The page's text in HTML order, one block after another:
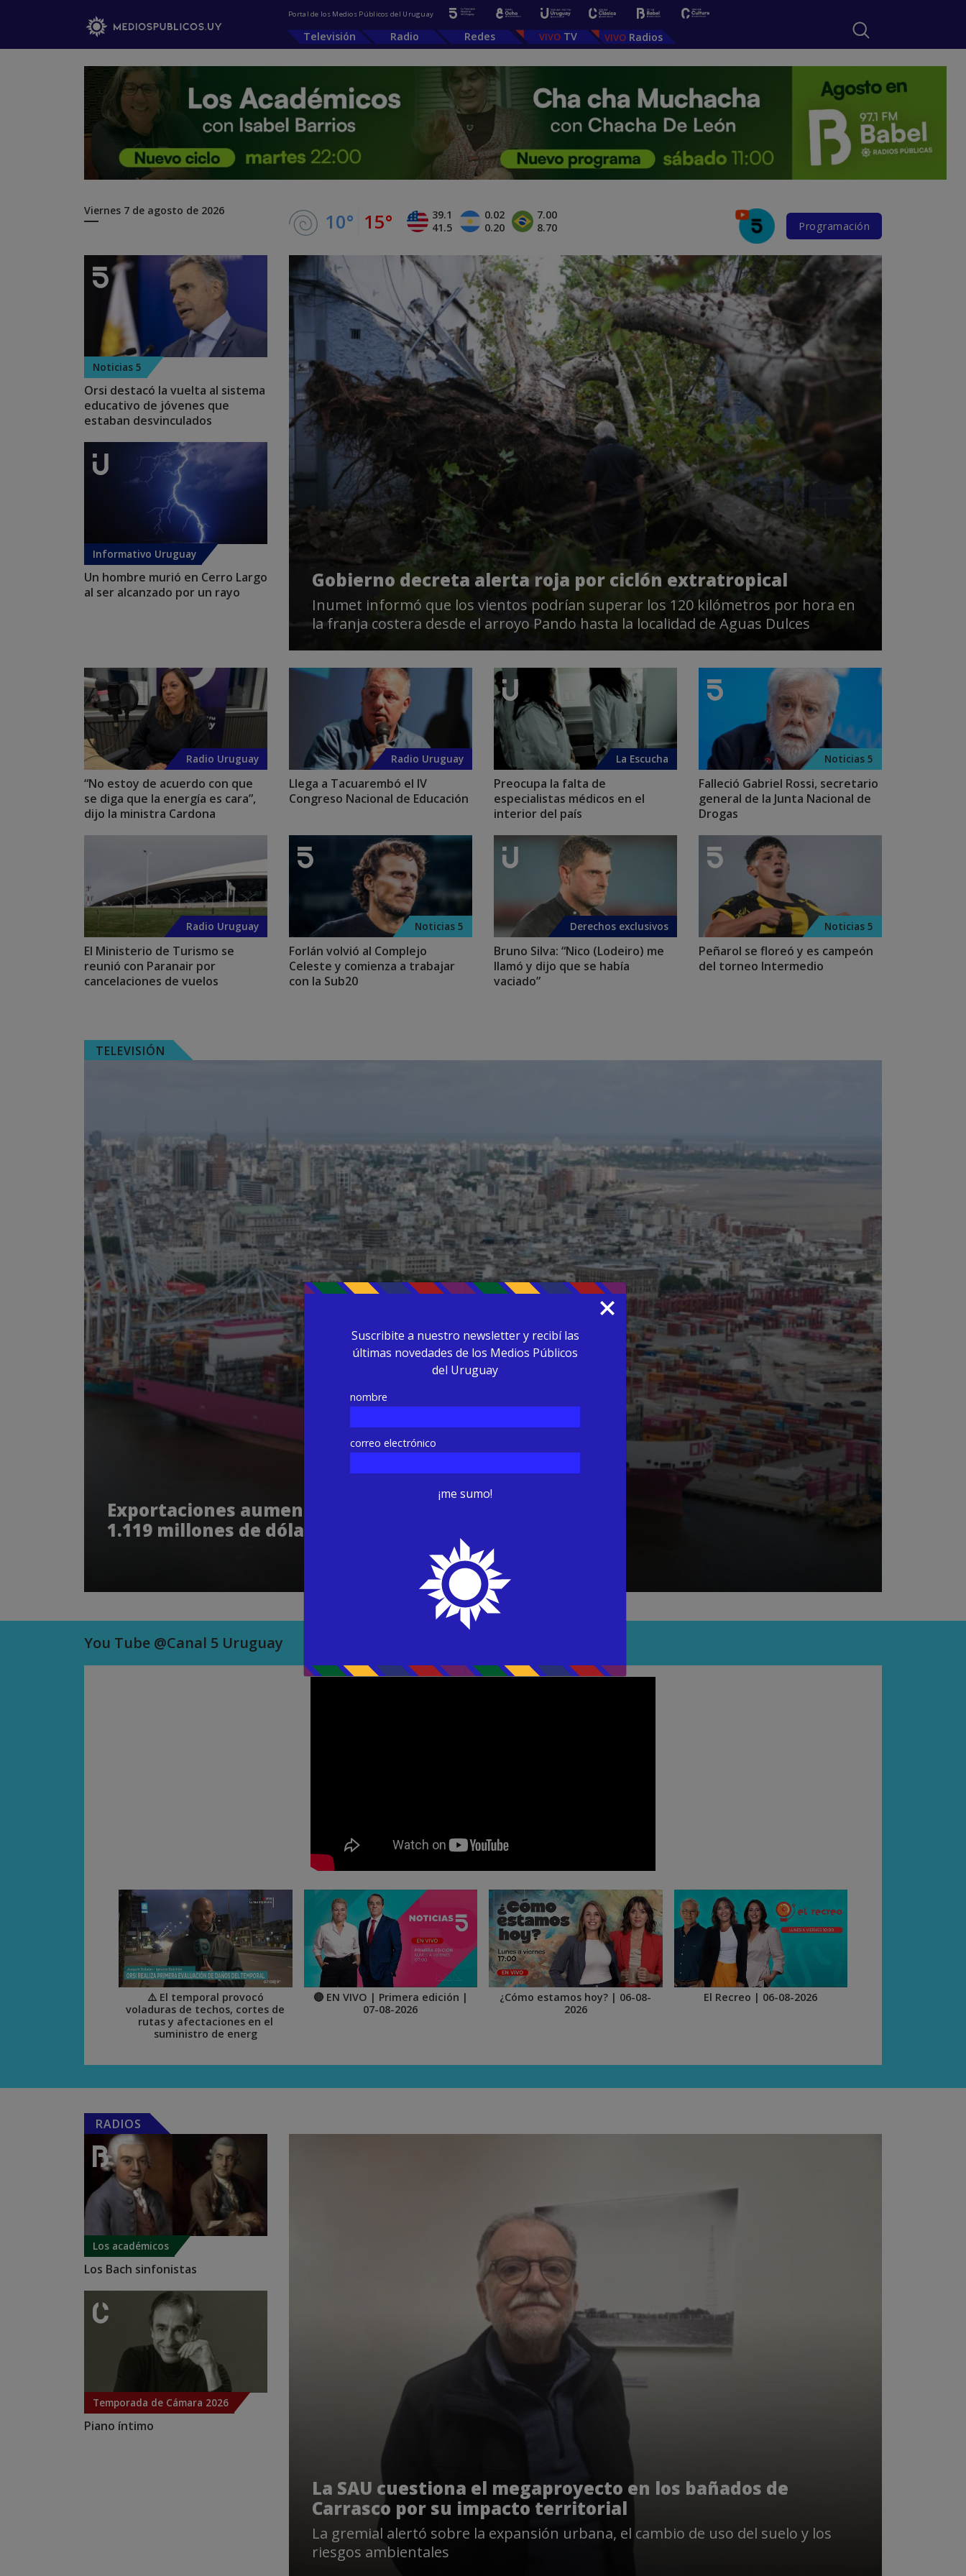
Portal de los Medios Públicos del Uruguay
Televisión Radio Redes TV Radios
Viernes 7 de agosto de 2026 10° 15°
39.1
41.5
0.02
0.20
7.00
8.70
Programación
Noticias 5
Orsi destacó la vuelta al sistema
educativo de jóvenes que
estaban desvinculados
Informativo Uruguay
Un hombre murió en Cerro Largo
al ser alcanzado por un rayo
Gobierno decreta alerta roja por ciclón extratropical
Inumet informó que los vientos podrían superar los 120 kilómetros por hora en
la franja costera desde el arroyo Pando hasta la localidad de Aguas Dulces
Radio Uruguay
“No estoy de acuerdo con que
se diga que la energía es cara”,
dijo la ministra Cardona
Radio Uruguay
Llega a Tacuarembó el IV
Congreso Nacional de Educación
La Escucha
Preocupa la falta de
especialistas médicos en el
interior del país
Noticias 5
Falleció Gabriel Rossi, secretario
general de la Junta Nacional de
Drogas
Radio Uruguay
El Ministerio de Turismo se
reunió con Paranair por
cancelaciones de vuelos
Noticias 5
Forlán volvió al Complejo
Celeste y comienza a trabajar
con la Sub20
Derechos exclusivos
Bruno Silva: “Nico (Lodeiro) me
llamó y dijo que se había
vaciado”
Noticias 5
Peñarol se floreó y es campeón
del torneo Intermedio
TELEVISIÓN
Exportaciones aumentan 4 % en julio y alcanzan los
1.119 millones de dólares
Más televisión
You Tube @Canal 5 Uruguay
⚠️ El temporal provocó
voladuras de techos, cortes de
rutas y afectaciones en el
suministro de energ
🔴 EN VIVO | Primera edición |
07-08-2026
¿Cómo estamos hoy? | 06-08-
2026
El Recreo | 06-08-2026
RADIOS
Los académicos
Los Bach sinfonistas
Temporada de Cámara 2026
Piano íntimo
La SAU cuestiona el megaproyecto en los bañados de
Carrasco por su impacto territorial
La gremial alertó sobre la expansión urbana, el cambio de uso del suelo y los
riesgos ambientales
Suscribite a nuestro newsletter y recibí las
últimas novedades de los Medios Públicos
del Uruguay
nombre
correo electrónico